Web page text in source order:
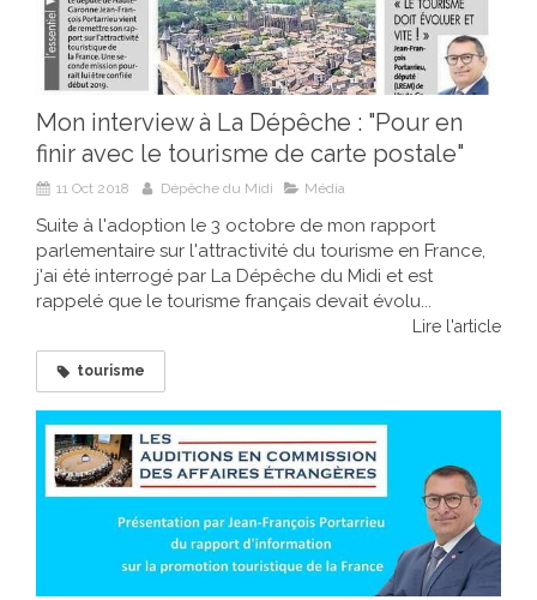
Mon interview à La Dépêche : "Pour en
finir avec le tourisme de carte postale"
11 Oct 2018 Dépêche du Midi Média
Suite à l'adoption le 3 octobre de mon rapport
parlementaire sur l'attractivité du tourisme en France,
j'ai été interrogé par La Dépêche du Midi et est
rappelé que le tourisme français devait évolu...
Lire l'article
tourisme